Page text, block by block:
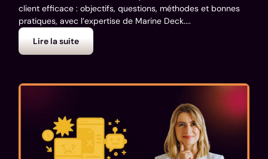
client efficace : objectifs, questions, méthodes et bonnes
pratiques, avec l’expertise de Marine Deck....
Lire la suite